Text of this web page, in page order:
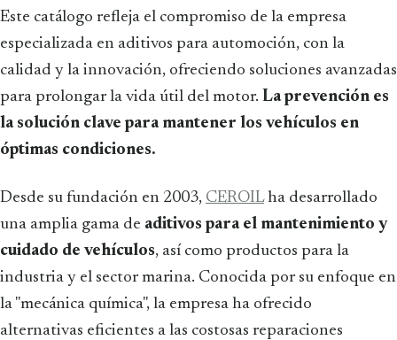
Este catálogo refleja el compromiso de la empresa
especializada en aditivos para automoción, con la
calidad y la innovación, ofreciendo soluciones avanzadas
para prolongar la vida útil del motor. La prevención es
la solución clave para mantener los vehículos en
óptimas condiciones.
Desde su fundación en 2003, CEROILha desarrollado
una amplia gama de aditivos para el mantenimiento y
cuidado de vehículos, así como productos para la
industria y el sector marina. Conocida por su enfoque en
la "mecánica química", la empresa ha ofrecido
alternativas eficientes a las costosas reparaciones